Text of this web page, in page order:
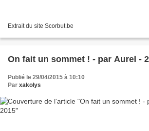
Extrait du site Scorbut.be
On fait un sommet ! - par Aurel -
Publié le 29/04/2015 à 10:10
Par xakolys